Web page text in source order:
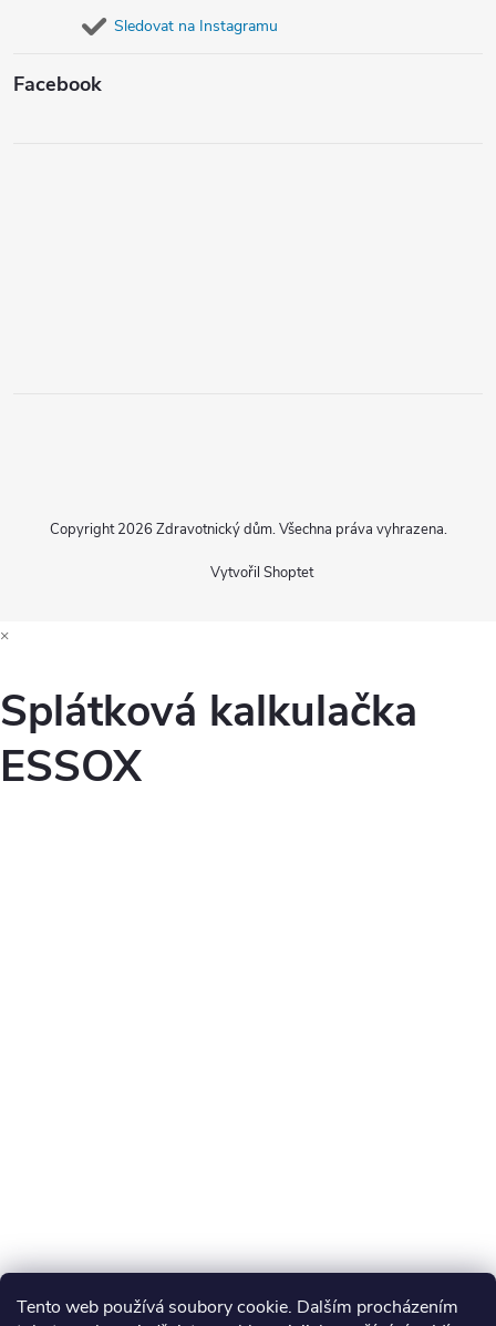
Tento web používá soubory cookie. Dalším procházením
Sledovat na Instagramu
Facebook
Vytvořil Shoptet
Copyright 2026 Zdravotnický dům. Všechna práva vyhrazena.
×
Splátková kalkulačka
ESSOX